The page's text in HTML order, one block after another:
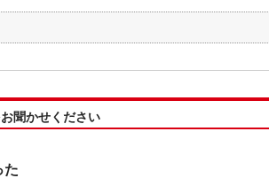
聞かせください
た